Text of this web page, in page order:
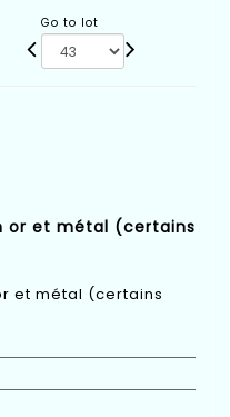
Go to lot
or et métal (certains
et métal (certains